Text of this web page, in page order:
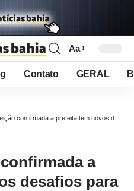
Font
Resizer
Aa
Contato GERAL
a prefeita tem novos desafios para o segundo mandato.
a
desafios para